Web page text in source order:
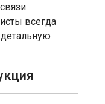
всегда